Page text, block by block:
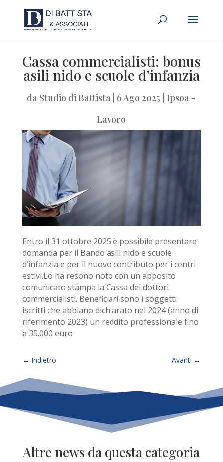
Cassa commercialisti: bonus
asili nido e scuole d’infanzia
da Studio di Battista 6 Ago 2025 |Ipsoa -
Lavoro
Entro il 31 ottobre 2025 è possibile presentare
domanda per il Bando asili nido e scuole
d’infanzia e per il nuovo contributo per i centri
estivi.Lo ha resono noto con un apposito
comunicato stampa la Cassa dei dottori
commercialisti. Beneficiari sono i soggetti
iscritti che abbiano dichiarato nel 2024 (anno di
riferimento 2023) un reddito professionale fino
a 35.000 euro
← Indietro Avanti →
Altre news da questa categoria